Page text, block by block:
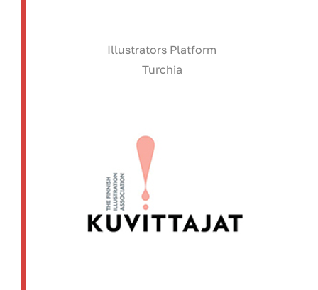
Illustrators Platform
Turchia